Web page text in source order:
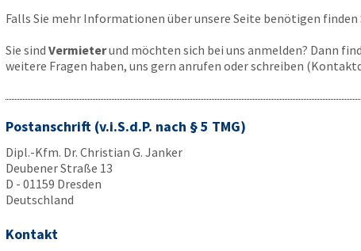
Falls Sie mehr Informationen über unsere Seite benötigen finden
Sie sind Vermieterund möchten sich bei uns anmelden? Dann
weitere Fragen haben, uns gern anrufen oder schreiben
Postanschrift (v.i.S.d.P. nach § 5 TMG)
Dipl.-Kfm. Dr. Christian G. Janker
Deubener Straße 13
D - 01159 Dresden
Deutschland
Kontakt